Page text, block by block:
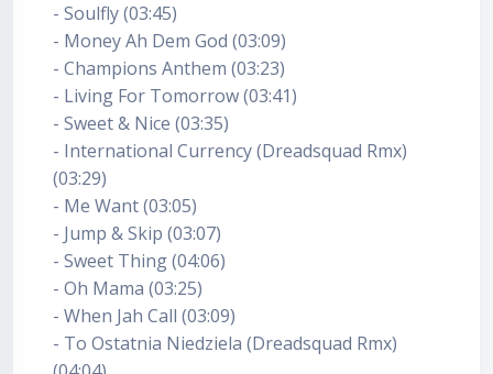
- Soulfly (03:45)
- Money Ah Dem God (03:09)
- Champions Anthem (03:23)
- Living For Tomorrow (03:41)
- Sweet & Nice (03:35)
- International Currency (Dreadsquad Rmx)
(03:29)
- Me Want (03:05)
- Jump & Skip (03:07)
- Sweet Thing (04:06)
- Oh Mama (03:25)
- When Jah Call (03:09)
- To Ostatnia Niedziela (Dreadsquad Rmx)